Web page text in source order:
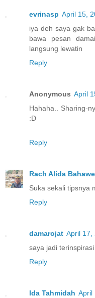
evrinasp April 15,
iya deh saya gak
bawa pesan
langsung lewatin
Reply
Anonymous April
Hahaha.. Sharing-
:D
Reply
Rach Alida
Suka sekali tipsnya
Reply
damarojat April 17,
saya jadi
Reply
Ida Tahmidah April